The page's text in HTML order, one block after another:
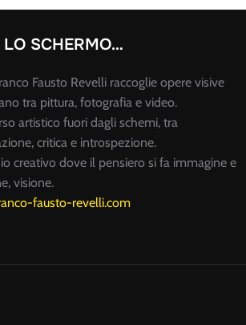
LO SCHERMO…
Fausto Revelli raccoglie opere visive
tra pittura, fotografia e video.
artistico fuori dagli schemi, tra
critica e introspezione.
creativo dove il pensiero si fa immagine e
visione.
fausto-revelli.com